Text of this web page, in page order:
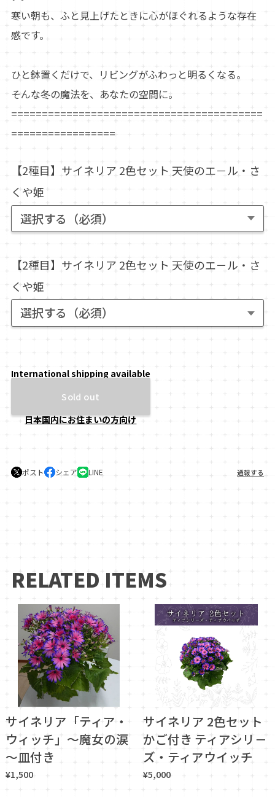
寒い朝も、ふと見上げたときに心がほぐれるような存在
感です。
ひと鉢置くだけで、リビングがふわっと明るくなる。
そんな冬の魔法を、あなたの空間に。
=========================================
=================
【2種目】サイネリア 2色セット 天使のエ－ル・さ
くや姫
【2種目】サイネリア 2色セット 天使のエ－ル・さ
くや姫
International shipping available
Sold out
日本国内にお住まいの方向け
ポスト シェア LINE 通報する
RELATED ITEMS
サイネリア「ティア・
ウィッチ」～魔女の涙
～皿付き
¥1,500
サイネリア 2色セット
かご付き ティアシリ－
ズ・ティアウイッチ
¥5,000